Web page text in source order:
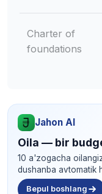
Charter of
foundations
Jahon AI
Oila — bir
10 a'zogacha
dushanba avtomatik
Bepul boshlang